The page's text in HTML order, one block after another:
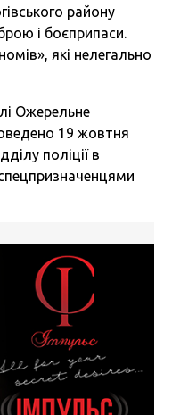
району
і боєприпаси.
які нелегально
Ожерельне
19 жовтня
поліції в
спецпризначенцями